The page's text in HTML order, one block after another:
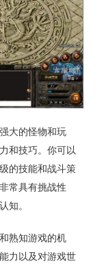
大的怪物和玩
和技巧。你可以
的技能和战斗策
常具有挑战性
知。
熟知游戏的机
力以及对游戏世